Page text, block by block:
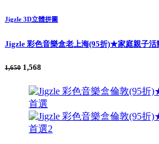
Jigzle 3D立體拼圖
Jigzle 彩色音樂盒老上海(95折)★家庭親子活
1,650 1,568